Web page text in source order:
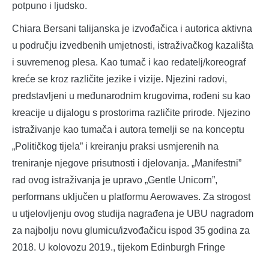
potpuno i ljudsko.
Chiara Bersani talijanska je izvođačica i autorica aktivna
u području izvedbenih umjetnosti, istraživačkog kazališta
i suvremenog plesa. Kao tumač i kao redatelj/koreograf
kreće se kroz različite jezike i vizije. Njezini radovi,
predstavljeni u međunarodnim krugovima, rođeni su kao
kreacije u dijalogu s prostorima različite prirode. Njezino
istraživanje kao tumača i autora temelji se na konceptu
„Političkog tijela” i kreiranju praksi usmjerenih na
treniranje njegove prisutnosti i djelovanja. „Manifestni”
rad ovog istraživanja je upravo „Gentle Unicorn”,
performans uključen u platformu Aerowaves. Za strogost
u utjelovljenju ovog studija nagrađena je UBU nagradom
za najbolju novu glumicu/izvođačicu ispod 35 godina za
2018. U kolovozu 2019., tijekom Edinburgh Fringe